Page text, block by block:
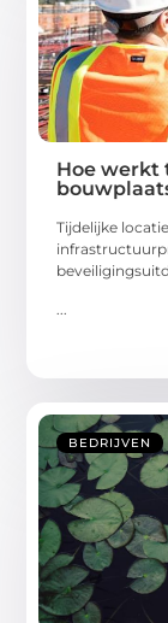
Hoe werkt
Tijdelijke
...
BEDRIJVEN